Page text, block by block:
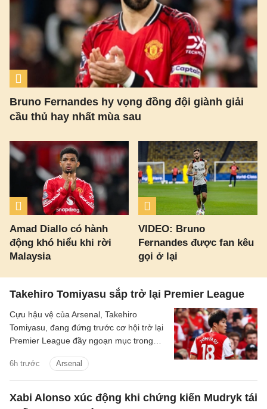
Bruno Fernandes hy vọng đồng đội giành giải
cầu thủ hay nhất mùa sau
Amad Diallo có hành
động khó hiểu khi rời
Malaysia
VIDEO: Bruno
Fernandes được fan kêu
gọi ở lại
Takehiro Tomiyasu sắp trở lại Premier League
6h trước Arsenal
Cựu hậu vệ của Arsenal, Takehiro
Tomiyasu, đang đứng trước cơ hội trở lại
Premier League đầy ngoạn mục trong
Xabi Alonso xúc động khi chứng kiến Mudryk tái